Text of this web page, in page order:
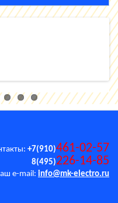
+7(910)461-02-57
8(495)226-14-85
e-mail: info@mk-electro.ru